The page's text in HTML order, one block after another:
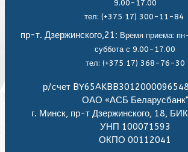
9.00-17.00
тел: (+375 17) 300-11-84
пр-т. Дзержинского,21: Время приема:
суббота с 9.00-17.00
тел: (+375 17) 368-76-30
р/счет
ОАО «АСБ Беларусбанк"
г. Минск, пр-т Дзержинского, 18,
УНП 100071593
ОКПО 00112041